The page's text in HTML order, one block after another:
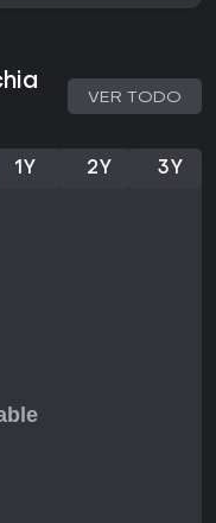
Los personajes
de salto de alma
La recepción ha
ingeniosas
VER TODO
1Y 2Y 3Y